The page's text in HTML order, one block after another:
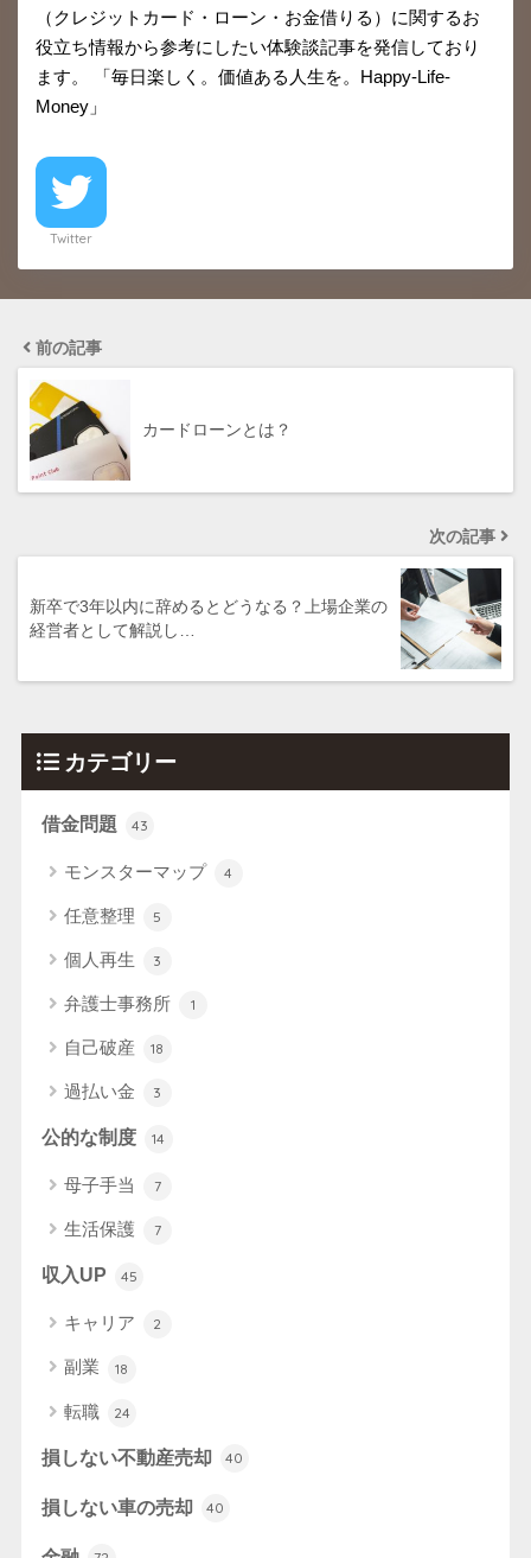
（クレジットカード・ローン・お金借りる）に関するお
役立ち情報から参考にしたい体験談記事を発信しており
ます。 「毎日楽しく。価値ある人生を。Happy-Life-
Money」
Twitter
前の記事
カードローンとは？
次の記事
新卒で3年以内に辞めるとどうなる？上場企業の
経営者として解説し…
カテゴリー
借金問題 43
モンスターマップ 4
任意整理 5
個人再生 3
弁護士事務所 1
自己破産 18
過払い金 3
公的な制度 14
母子手当 7
生活保護 7
収入UP 45
キャリア 2
副業 18
転職 24
損しない不動産売却 40
損しない車の売却 40